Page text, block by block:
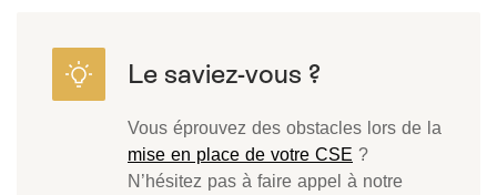
Vous éprouvez des obstacles lors de la
mise en place de votre CSE ?
N’hésitez pas à faire appel à notre